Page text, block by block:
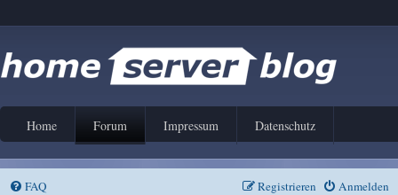
Home Forum Impressum Datenschutz
FAQ Anmelden
Registrieren